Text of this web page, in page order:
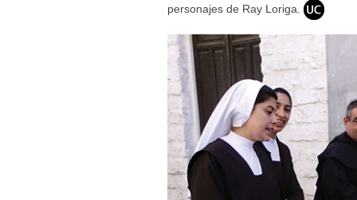
personajes de Ray Loriga.